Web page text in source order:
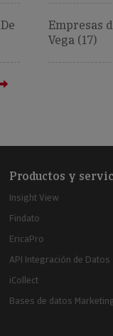
Empresas
Vega (17)
Productos y
Insight View
Findato
EricaPro
API Integración de Datos
iCollect
Bases de datos